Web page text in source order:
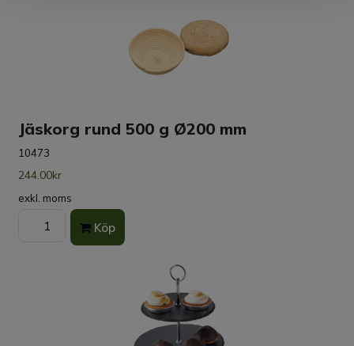
Jäskorg rund 500 g Ø200 mm
10473
244.00kr
exkl. moms
Köp